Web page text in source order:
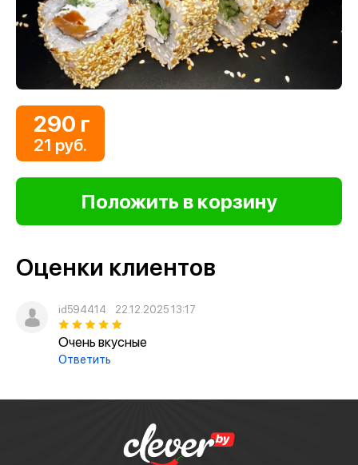
290 г
21 руб.
Оценки клиентов
id594414 22.12.2025 13:17
Очень вкусные
Ответить